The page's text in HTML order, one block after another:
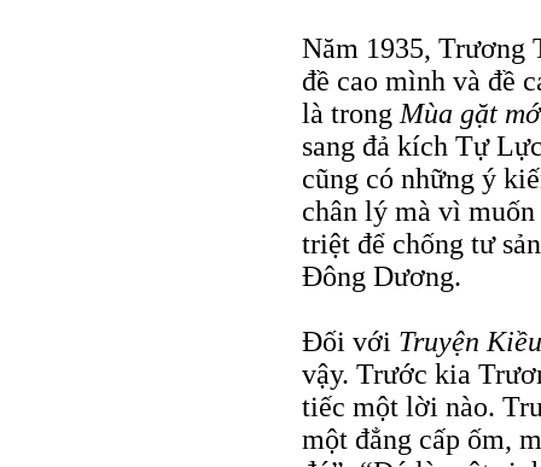
Năm 1935, Trương
đề cao mình và đề
là trong Mùa gặt
sang đả kích Tự
cũng có những ý
chân lý mà vì
triệt để chống tư
Ðông Dương.
Ðối với Truyện Kiều
vậy. Trước kia
tiếc một lời nào.
một đẳng cấp ốm,